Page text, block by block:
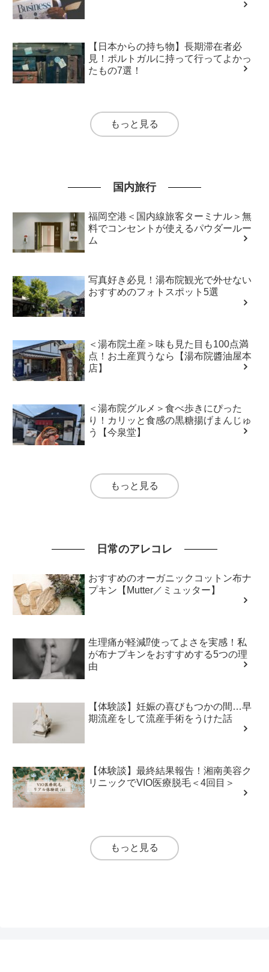
【日本からの持ち物】長期滞在者必
見！ポルトガルに持って行ってよかっ
たもの7選！
もっと見る
国内旅行
福岡空港＜国内線旅客ターミナル＞無
料でコンセントが使えるパウダールー
ム
写真好き必見！湯布院観光で外せない
おすすめのフォトスポット5選
＜湯布院土産＞味も見た目も100点満
点！お土産買うなら【湯布院醬油屋本
店】
＜湯布院グルメ＞食べ歩きにぴった
り！カリッと食感の黒糖揚げまんじゅ
う【今泉堂】
もっと見る
日常のアレコレ
おすすめのオーガニックコットン布ナ
プキン【Mutter／ミュッター】
生理痛が軽減⁉使ってよさを実感！私
が布ナプキンをおすすめする5つの理
由
【体験談】妊娠の喜びもつかの間…早
期流産をして流産手術をうけた話
【体験談】最終結果報告！湘南美容ク
リニックでVIO医療脱毛＜4回目＞
もっと見る